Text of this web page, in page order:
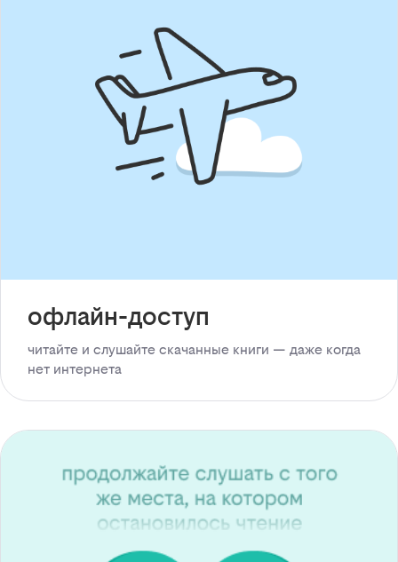
офлайн-доступ
читайте и слушайте скачанные книги — даже когда
нет интернета